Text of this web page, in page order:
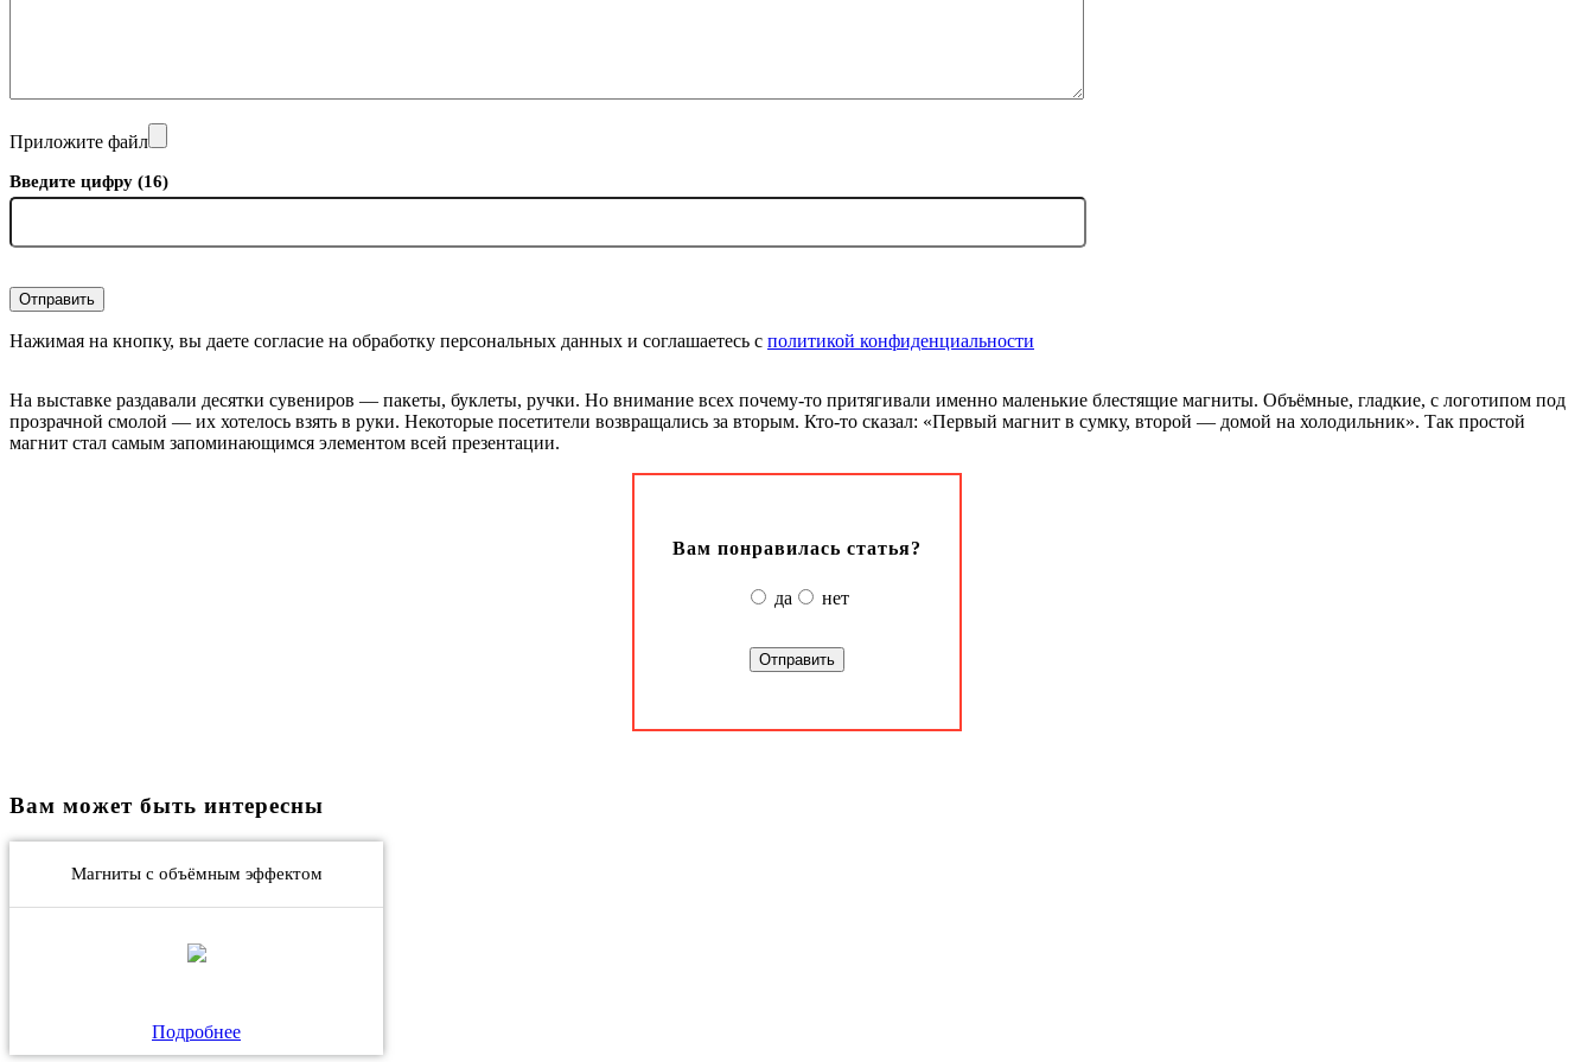
Приложите файл
Введите цифру (16)
Отправить
Нажимая на кнопку, вы даете согласие на обработку персональных данных и соглашаетесь c политикой конфиденциальности
На выставке раздавали десятки сувениров — пакеты, буклеты, ручки. Но внимание всех почему-то притягивали именно маленькие блестящие магниты. Объёмные, гладкие, с логотипом под
прозрачной смолой — их хотелось взять в руки. Некоторые посетители возвращались за вторым. Кто-то сказал: «Первый магнит в сумку, второй — домой на холодильник». Так простой
магнит стал самым запоминающимся элементом всей презентации.
Вам понравилась статья?
да нет
Вам может быть интересны
Магниты с объёмным эффектом
Подробнее